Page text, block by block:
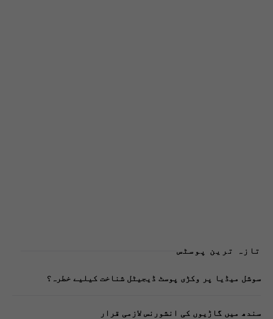
تازہ ترین پوسٹس
سوشل میڈیا پر وکڑی پوسٹ ڈیجیٹل شناخت کیلیے خطرہ؟
سندھ میں گاڑیوں کی انشورنس لازمی قرار